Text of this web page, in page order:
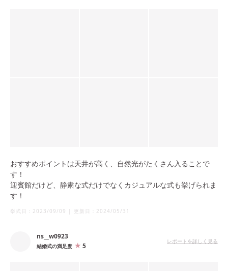
おすすめポイントは天井が高く、自然光がたくさん入ることで
す！
迎賓館だけど、静粛な式だけでなくカジュアルな式も挙げられま
す！
挙式日： 2023/09/09 | 更新日： 2024/05/31
ns__w0923
結婚式の満足度 5
レポートを詳しく見る